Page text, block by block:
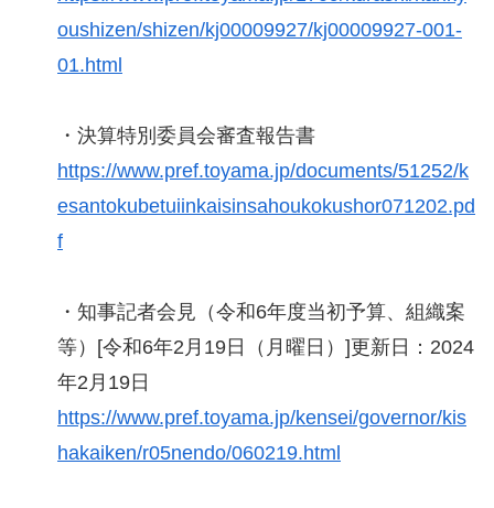
oushizen/shizen/kj00009927/kj00009927-001-
01.html
・決算特別委員会審査報告書
https://www.pref.toyama.jp/documents/51252/k
esantokubetuiinkaisinsahoukokushor071202.pd
f
・知事記者会見（令和6年度当初予算、組織案
等）[令和6年2月19日（月曜日）]更新日：2024
年2月19日
https://www.pref.toyama.jp/kensei/governor/kis
hakaiken/r05nendo/060219.html